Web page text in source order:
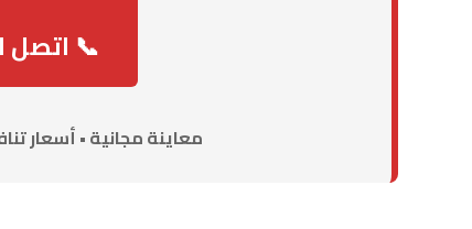
📞 اتصل الآن:
معاينة مجانية • أسعار